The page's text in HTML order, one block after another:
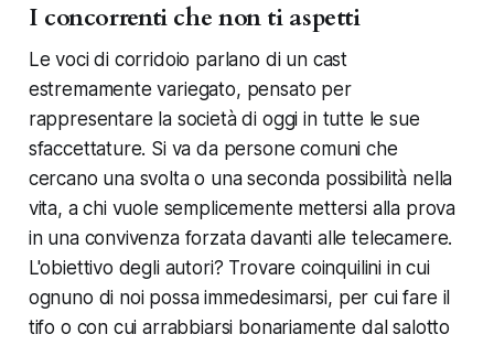
I concorrenti che non ti aspetti
Le voci di corridoio parlano di un cast
estremamente variegato, pensato per
rappresentare la società di oggi in tutte le sue
sfaccettature. Si va da persone comuni che
cercano una svolta o una seconda possibilità nella
vita, a chi vuole semplicemente mettersi alla prova
in una convivenza forzata davanti alle telecamere.
L'obiettivo degli autori? Trovare coinquilini in cui
ognuno di noi possa immedesimarsi, per cui fare il
tifo o con cui arrabbiarsi bonariamente dal salotto